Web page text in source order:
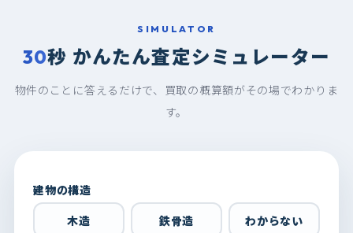
SIMULATOR
30秒 かんたん査定シミュレーター
物件のことに答えるだけで、買取の概算額がその場でわかりま
す。
建物の構造
木造
鉄骨造 わからない